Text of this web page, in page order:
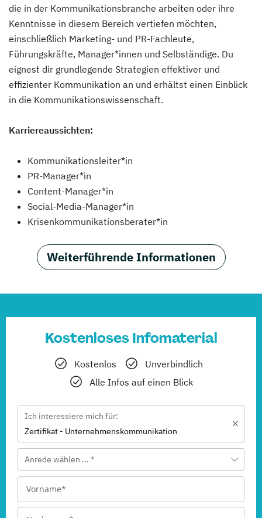
die in der Kommunikationsbranche arbeiten oder ihre
Kenntnisse in diesem Bereich vertiefen möchten,
einschließlich Marketing- und PR-Fachleute,
Führungskräfte, Manager*innen und Selbständige. Du
eignest dir grundlegende Strategien effektiver und
effizienter Kommunikation an und erhältst einen Einblick
in die Kommunikationswissenschaft.
Karriereaussichten:
Kommunikationsleiter*in
PR-Manager*in
Content-Manager*in
Social-Media-Manager*in
Krisenkommunikationsberater*in
Weiterführende Informationen
Kostenloses Infomaterial
Kostenlos
Unverbindlich
Alle Infos auf einen Blick
Ich interessiere mich für:
Zertifikat - Unternehmenskommunikation
Anrede wählen ... *